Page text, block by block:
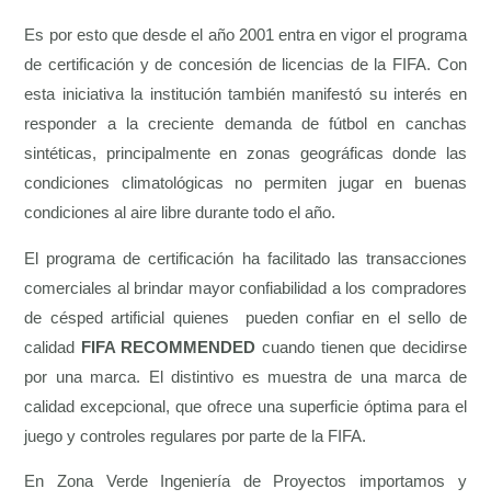
Es por esto que desde el año 2001 entra en vigor el programa
de certificación y de concesión de licencias de la FIFA. Con
esta iniciativa la institución también manifestó su interés en
responder a la creciente demanda de fútbol en canchas
sintéticas, principalmente en zonas geográficas donde las
condiciones climatológicas no permiten jugar en buenas
condiciones al aire libre durante todo el año.
El programa de certificación ha facilitado las transacciones
comerciales al brindar mayor confiabilidad a los compradores
de césped artificial quienes pueden confiar en el sello de
calidad
FIFA RECOMMENDED cuando tienen que decidirse
por una marca. El distintivo es muestra de una marca de
calidad excepcional, que ofrece una superficie óptima para el
juego y controles regulares por parte de la FIFA.
En Zona Verde Ingeniería de Proyectos importamos y